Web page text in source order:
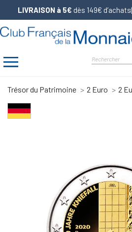
LIVRAISON à 5€ dès 149€
Trésor du Patrimoine 2 Euro 2